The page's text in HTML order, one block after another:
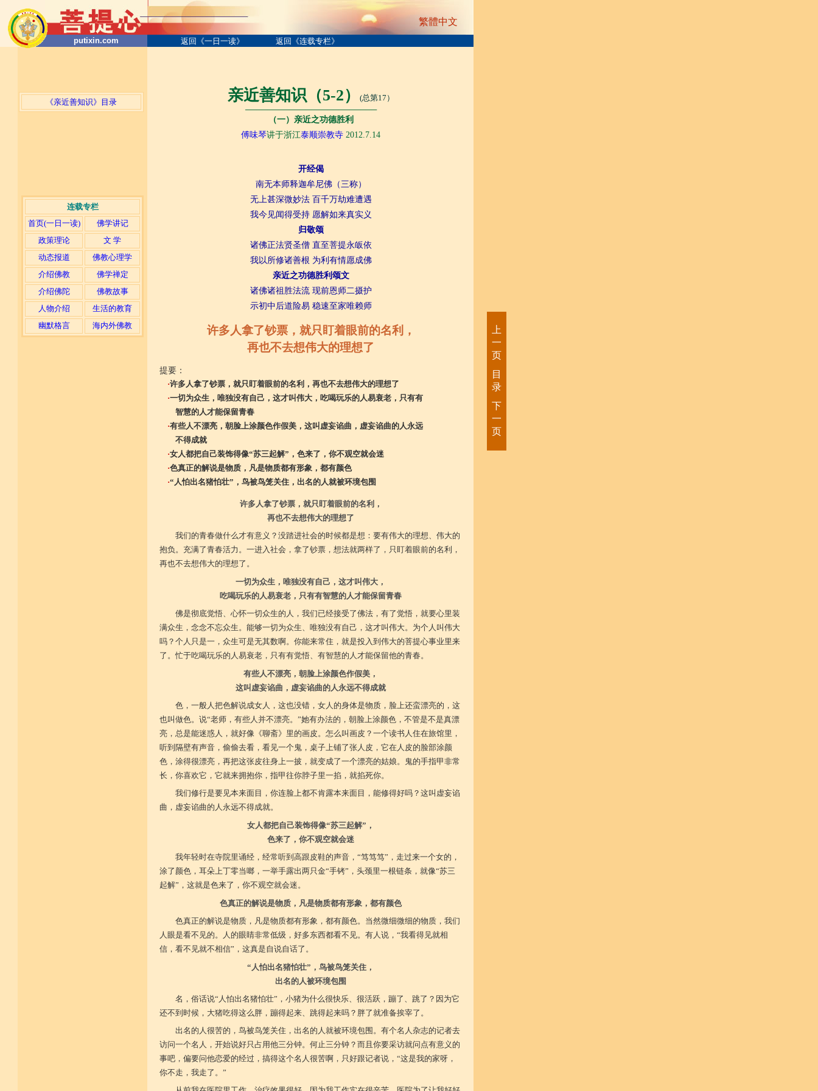
putixin.com 返回《一日一读》 返回《连载专栏》
《亲近善知识》目录
连载专栏
首页(一日一读)
佛学讲记
政策理论
文 学
动态报道
佛教心理学
介绍佛教
佛学禅定
介绍佛陀
佛教故事
人物介绍
生活的教育
幽默格言
海内外佛教
亲近善知识（5-2）
(总第17）
────────────────────────
（一）亲近之功德胜利
傅味琴讲于浙江泰顺崇教寺 2012.7.14
开经偈
南无本师释迦牟尼佛（三称）
无上甚深微妙法 百千万劫难遭遇
我今见闻得受持 愿解如来真实义
归敬颂
诸佛正法贤圣僧 直至菩提永皈依
我以所修诸善根 为利有情愿成佛
亲近之功德胜利颂文
诸佛诸祖胜法流 现前恩师二摄护
示初中后道险易 稳速至家唯赖师
许多人拿了钞票，就只盯着眼前的名利，
再也不去想伟大的理想了
提要：
·许多人拿了钞票，就只盯着眼前的名利，再也不去想伟大的理想了
·一切为众生，唯独没有自己，这才叫伟大，吃喝玩乐的人易衰老，只有有
智慧的人才能保留青春
·有些人不漂亮，朝脸上涂颜色作假美，这叫虚妄谄曲，虚妄谄曲的人永远
不得成就
·女人都把自己装饰得像“苏三起解”，色来了，你不观空就会迷
·色真正的解说是物质，凡是物质都有形象，都有颜色
·“人怕出名猪怕壮”，鸟被鸟笼关住，出名的人就被环境包围
许多人拿了钞票，就只盯着眼前的名利，
再也不去想伟大的理想了
我们的青春做什么才有意义？没踏进社会的时候都是想：要有伟大的理想、伟大的
抱负。充满了青春活力。一进入社会，拿了钞票，想法就两样了，只盯着眼前的名利，
再也不去想伟大的理想了。
一切为众生，唯独没有自己，这才叫伟大，
吃喝玩乐的人易衰老，只有有智慧的人才能保留青春
佛是彻底觉悟、心怀一切众生的人，我们已经接受了佛法，有了觉悟，就要心里装
满众生，念念不忘众生。能够一切为众生、唯独没有自己，这才叫伟大。为个人叫伟大
吗？个人只是一，众生可是无其数啊。你能来常住，就是投入到伟大的菩提心事业里来
了。忙于吃喝玩乐的人易衰老，只有有觉悟、有智慧的人才能保留他的青春。
有些人不漂亮，朝脸上涂颜色作假美，
这叫虚妄谄曲，虚妄谄曲的人永远不得成就
色，一般人把色解说成女人，这也没错，女人的身体是物质，脸上还蛮漂亮的，这
也叫做色。说“老师，有些人并不漂亮。”她有办法的，朝脸上涂颜色，不管是不是真漂
亮，总是能迷惑人，就好像《聊斋》里的画皮。怎么叫画皮？一个读书人住在旅馆里，
听到隔壁有声音，偷偷去看，看见一个鬼，桌子上铺了张人皮，它在人皮的脸部涂颜
色，涂得很漂亮，再把这张皮往身上一披，就变成了一个漂亮的姑娘。鬼的手指甲非常
长，你喜欢它，它就来拥抱你，指甲往你脖子里一掐，就掐死你。
我们修行是要见本来面目，你连脸上都不肯露本来面目，能修得好吗？这叫虚妄谄
曲，虚妄谄曲的人永远不得成就。
女人都把自己装饰得像“苏三起解”，
色来了，你不观空就会迷
我年轻时在寺院里诵经，经常听到高跟皮鞋的声音，“笃笃笃”，走过来一个女的，
涂了颜色，耳朵上丁零当啷，一举手露出两只金“手铐”，头颈里一根链条，就像“苏三
起解”，这就是色来了，你不观空就会迷。
色真正的解说是物质，凡是物质都有形象，都有颜色
色真正的解说是物质，凡是物质都有形象，都有颜色。当然微细微细的物质，我们
人眼是看不见的。人的眼睛非常低级，好多东西都看不见。有人说，“我看得见就相
信，看不见就不相信”，这真是自说自话了。
“人怕出名猪怕壮”，鸟被鸟笼关住，
出名的人被环境包围
名，俗话说“人怕出名猪怕壮”，小猪为什么很快乐、很活跃，蹦了、跳了？因为它
还不到时候，大猪吃得这么胖，蹦得起来、跳得起来吗？胖了就准备挨宰了。
出名的人很苦的，鸟被鸟笼关住，出名的人就被环境包围。有个名人杂志的记者去
访问一个名人，开始说好只占用他三分钟。何止三分钟？而且你要采访就问点有意义的
事吧，偏要问他恋爱的经过，搞得这个名人很苦啊，只好跟记者说，“这是我的家呀，
你不走，我走了。”
繁體中文
上
一
页
目
录
下
一
页